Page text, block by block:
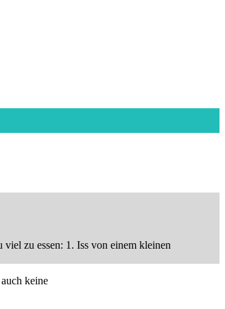
zu essen: 1. Iss von einem kleinen
keine